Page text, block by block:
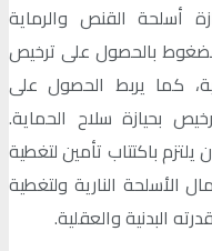
أسلحة القنص والرماية
بالحصول على ترخيص
كما يربط الحصول على
بحيازة سلاح الحماية.
باكتتاب تأمين لتغطية
الأسلحة النارية ولتغطية
البدنية والعقلية.